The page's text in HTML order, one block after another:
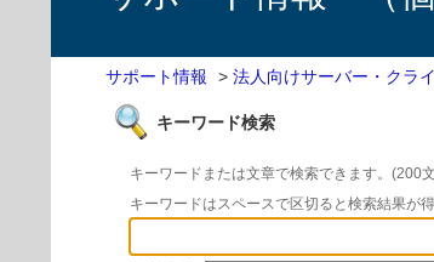
サポート情報 > 法人向けサーバー・クラ
キーワード検索
キーワードまたは文章で検索できます。(200
キーワードはスペースで区切ると検索結果が